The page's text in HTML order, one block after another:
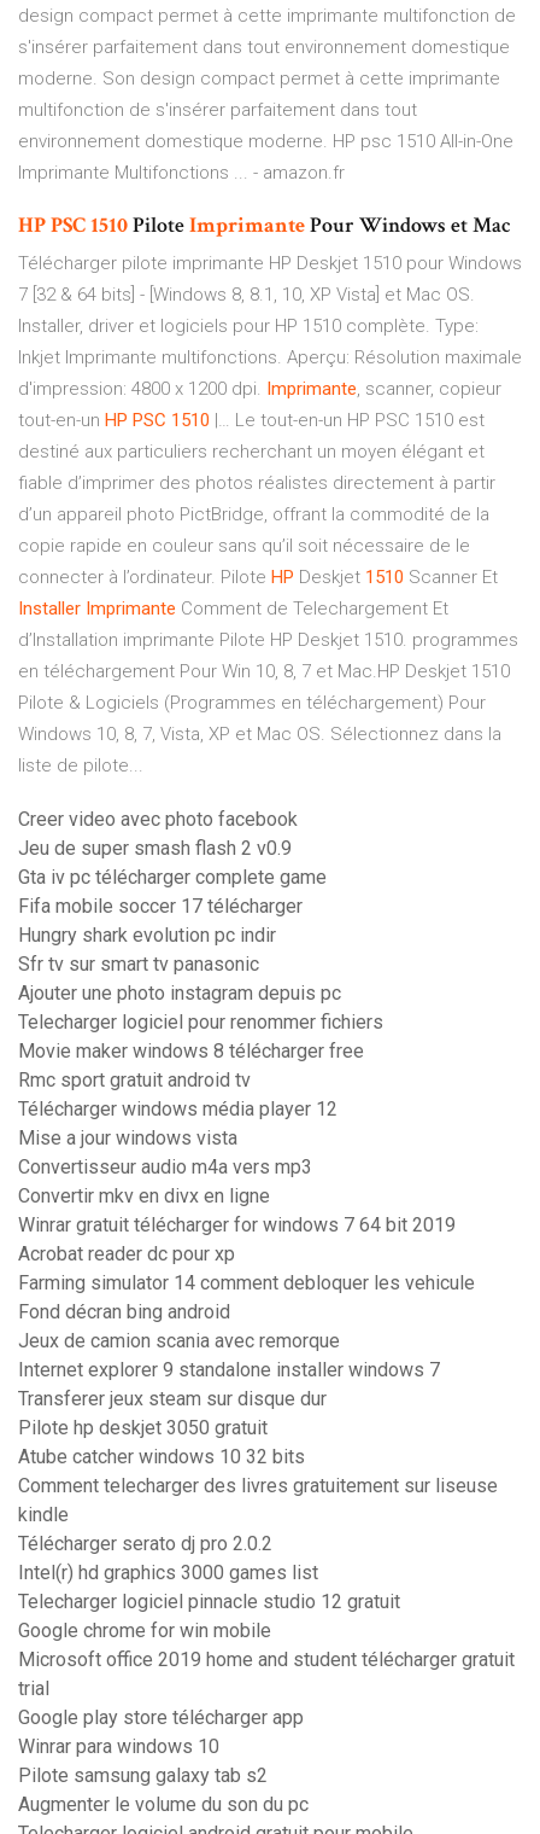
design compact permet à cette imprimante multifonction de
s'insérer parfaitement dans tout environnement domestique
moderne. Son design compact permet à cette imprimante
multifonction de s'insérer parfaitement dans tout
environnement domestique moderne. HP psc 1510 All-in-One
Imprimante Multifonctions ... - amazon.fr
HPPSC1510PiloteImprimantePour Windows et Mac
Télécharger pilote imprimante HP Deskjet 1510 pour Windows
7 [32 & 64 bits] - [Windows 8, 8.1, 10, XP Vista] et Mac OS.
Installer, driver et logiciels pour HP 1510 complète. Type:
Inkjet Imprimante multifonctions. Aperçu: Résolution maximale
d'impression: 4800 x 1200 dpi. Imprimante, scanner, copieur
tout-en-un HP PSC 1510 |… Le tout-en-un HP PSC 1510 est
destiné aux particuliers recherchant un moyen élégant et
fiable d’imprimer des photos réalistes directement à partir
d’un appareil photo PictBridge, offrant la commodité de la
copie rapide en couleur sans qu’il soit nécessaire de le
connecter à l’ordinateur. Pilote HP Deskjet 1510 Scanner Et
Installer Imprimante Comment de Telechargement Et
d’Installation imprimante Pilote HP Deskjet 1510. programmes
en téléchargement Pour Win 10, 8, 7 et Mac.HP Deskjet 1510
Pilote & Logiciels (Programmes en téléchargement) Pour
Windows 10, 8, 7, Vista, XP et Mac OS. Sélectionnez dans la
liste de pilote...
Creer video avec photo facebook
Jeu de super smash flash 2 v0.9
Gta iv pc télécharger complete game
Fifa mobile soccer 17 télécharger
Hungry shark evolution pc indir
Sfr tv sur smart tv panasonic
Ajouter une photo instagram depuis pc
Telecharger logiciel pour renommer fichiers
Movie maker windows 8 télécharger free
Rmc sport gratuit android tv
Télécharger windows média player 12
Mise a jour windows vista
Convertisseur audio m4a vers mp3
Convertir mkv en divx en ligne
Winrar gratuit télécharger for windows 7 64 bit 2019
Acrobat reader dc pour xp
Farming simulator 14 comment debloquer les vehicule
Fond décran bing android
Jeux de camion scania avec remorque
Internet explorer 9 standalone installer windows 7
Transferer jeux steam sur disque dur
Pilote hp deskjet 3050 gratuit
Atube catcher windows 10 32 bits
Comment telecharger des livres gratuitement sur liseuse
kindle
Télécharger serato dj pro 2.0.2
Intel(r) hd graphics 3000 games list
Telecharger logiciel pinnacle studio 12 gratuit
Google chrome for win mobile
Microsoft office 2019 home and student télécharger gratuit
trial
Google play store télécharger app
Winrar para windows 10
Pilote samsung galaxy tab s2
Augmenter le volume du son du pc